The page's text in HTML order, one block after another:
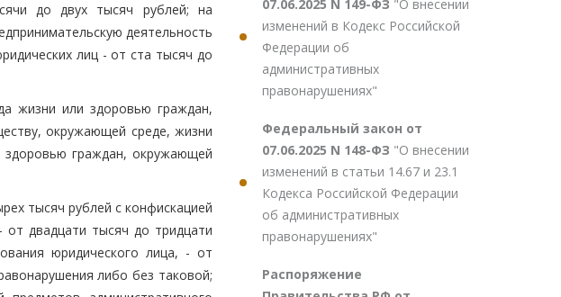
до двух тысяч рублей; на
деятельность
лиц - от ста тысяч до
жизни или здоровью граждан,
окружающей среде, жизни
здоровью граждан, окружающей
тысяч рублей с конфискацией
двадцати тысяч до тридцати
юридического лица, - от
либо без таковой;
07.06.2025 N 149-ФЗ "О внесении
изменений в Кодекс Российской
Федерации об
административных
правонарушениях"
Федеральный закон от
07.06.2025 N 148-ФЗ "О внесении
изменений в статьи 14.67 и 23.1
Кодекса Российской Федерации
об административных
правонарушениях"
Распоряжение